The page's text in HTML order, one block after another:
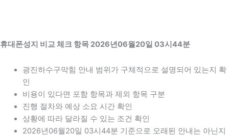
휴대폰성지 비교 체크 항목 2026년06월20일 03시44분
광진하수구막힘 안내 범위가 구체적으로 설명되어 있는지 확
인
비용이 있다면 포함 항목과 제외 항목 구분
진행 절차와 예상 소요 시간 확인
상황에 따라 달라질 수 있는 조건 확인
2026년06월20일 03시44분 기준으로 오래된 안내는 아닌지